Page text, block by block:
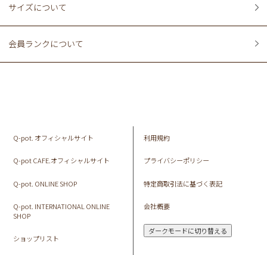
サイズについて
会員ランクについて
Q-pot. オフィシャルサイト
Q-pot CAFE.オフィシャルサイト
Q-pot. ONLINE SHOP
Q-pot. INTERNATIONAL ONLINE
SHOP
ショップリスト
利用規約
プライバシーポリシー
特定商取引法に基づく表記
会社概要
ダークモードに切り替える